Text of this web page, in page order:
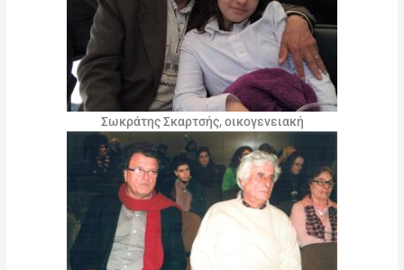
Σωκράτης Σκαρτσής, οικογενειακή